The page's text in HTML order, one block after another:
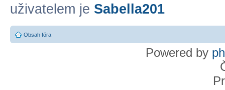
uživatelem je Sabella201
Obsah fóra
Powered by